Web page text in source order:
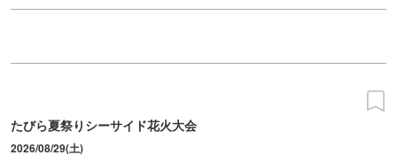
たびら夏祭りシーサイド花火大会
2026/08/29(土)